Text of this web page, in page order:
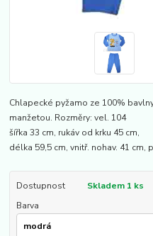
Chlapecké pyžamo ze 100%
manžetou. Rozměry: vel.
šířka 33 cm, rukáv od
délka 59,5 cm, vnitř. nohav. 41
Dostupnost
Skladem 1 ks
Barva